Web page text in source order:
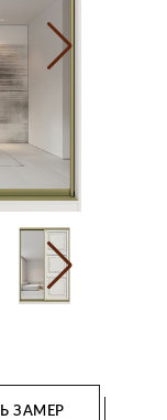
ЗАМЕР